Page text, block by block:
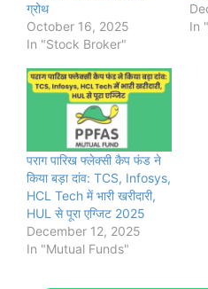
ग्रोथ
October 16, 2025
In "Stock Broker"
In
पराग पारिख फ्लेक्सी कैप फंड ने
किया बड़ा दांव: TCS, Infosys,
HCL Tech में भारी खरीदारी,
HUL से पूरा एग्जिट 2025
December 12, 2025
In "Mutual Funds"